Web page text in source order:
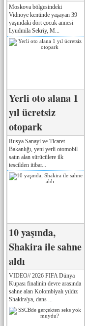
Moskova bölgesindeki
Vidnoye kentinde yaşayan 39
yaşındaki dört çocuk annesi
Lyudmila Sekriy, M...
Yerli oto alana 1
yıl ücretsiz
otopark
Rusya Sanayi ve Ticaret
Bakanlığı, yeni yerli otomobil
satın alan sürücülere ilk
tescilden itibar...
10 yaşında,
Shakira ile sahne
aldı
VIDEO// 2026 FIFA Dünya
Kupası finalinin devre arasında
sahne alan Kolombiyalı yıldız
Shakira'ya, dans ...